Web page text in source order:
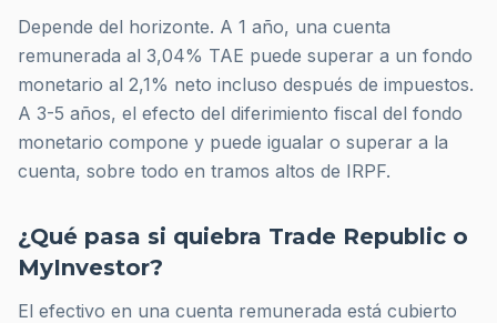
Depende del horizonte. A 1 año, una cuenta
remunerada al 3,04% TAE puede superar a un fondo
monetario al 2,1% neto incluso después de impuestos.
A 3-5 años, el efecto del diferimiento fiscal del fondo
monetario compone y puede igualar o superar a la
cuenta, sobre todo en tramos altos de IRPF.
¿Qué pasa si quiebra Trade Republic o
MyInvestor?
El efectivo en una cuenta remunerada está cubierto